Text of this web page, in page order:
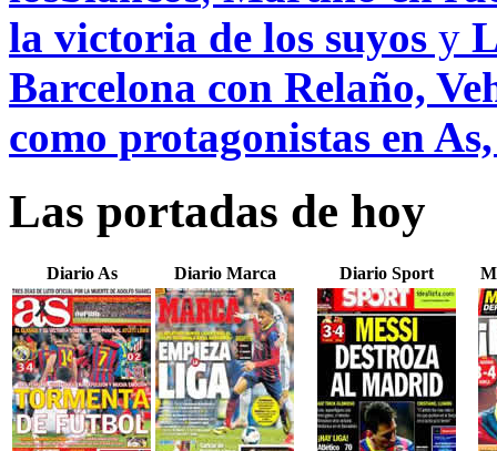
la victoria de los suyos y
Barcelona con Relaño,
como protagonistas en
Las portadas de hoy
Diario As Diario Marca Diario Sport